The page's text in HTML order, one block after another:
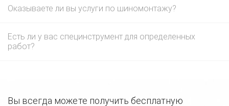
Оказываете ли вы услуги по шиномонтажу?
Есть ли у вас специнструмент для определенных
работ?
Вы всегда можете получить бесплатную